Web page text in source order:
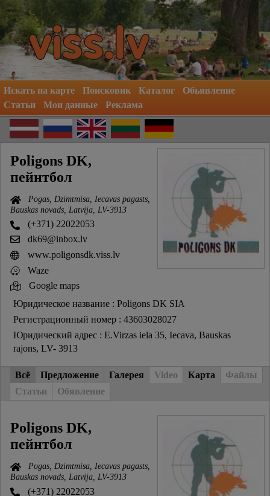
Искать на карте Поисковик Каталог
Обьявление
Статьи
Мои данные Реклама
Poligons DK,
пейнтбол
Pogas, Dzimtmisa, Iecavas pagasts,
Bauskas novads, Latvija, LV-3913
(+371) 22022053
dk69@inbox.lv
www.poligonsdk.viss.lv
Waze
Google maps
Юридическое название : Poligons DK SIA
Регистрационный номер : 43603028027
Юридический адрес : E.Virzas iela 35, Iecava, Bauskas
rajons, LV- 3913
Всё Предложение Галерея Video Карта
Файлы
Статьи
Обявление
Poligons DK,
пейнтбол
Pogas, Dzimtmisa, Iecavas pagasts,
Bauskas novads, Latvija, LV-3913
(+371) 22022053